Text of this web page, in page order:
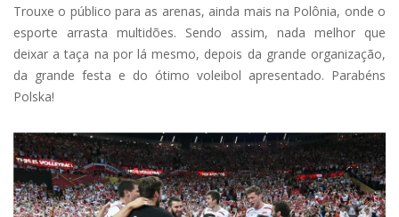
Trouxe o público para as arenas, ainda mais na Polônia, onde o
esporte arrasta multidões. Sendo assim, nada melhor que
deixar a taça na por lá mesmo, depois da grande organização,
da grande festa e do ótimo voleibol apresentado. Parabéns
Polska!